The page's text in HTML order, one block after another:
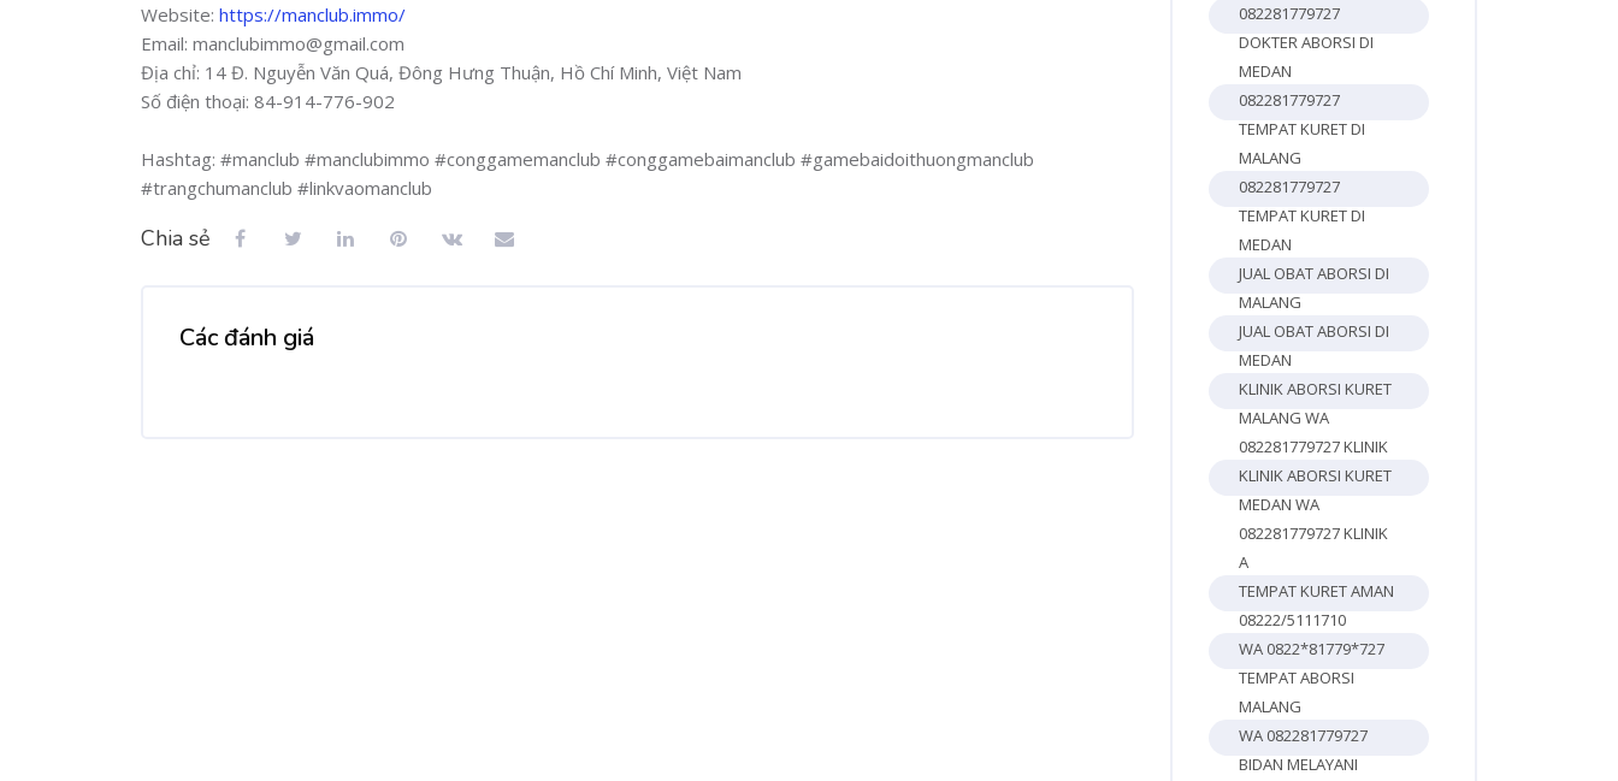
Website: https://manclub.immo/
Email: manclubimmo@gmail.com
Địa chỉ: 14 Đ. Nguyễn Văn Quá, Đông Hưng Thuận, Hồ Chí Minh, Việt Nam
Số điện thoại: 84-914-776-902
Hashtag: #manclub #manclubimmo #conggamemanclub #conggamebaimanclub #gamebaidoithuongmanclub
#trangchumanclub #linkvaomanclub
Chia sẻ
Các đánh giá
082281779727
DOKTER ABORSI DI
MEDAN
082281779727
TEMPAT KURET DI
MALANG
082281779727
TEMPAT KURET DI
MEDAN
JUAL OBAT ABORSI DI
MALANG
JUAL OBAT ABORSI DI
MEDAN
KLINIK ABORSI KURET
MALANG WA
082281779727 KLINIK
KLINIK ABORSI KURET
MEDAN WA
082281779727 KLINIK
A
TEMPAT KURET AMAN
08222/5111710
WA 0822*81779*727
TEMPAT ABORSI
MALANG
WA 082281779727
BIDAN MELAYANI